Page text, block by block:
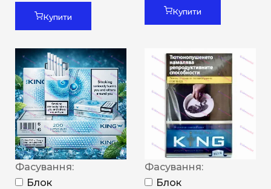
Купити
Купити
Фасування:
Блок
Фасування:
Блок